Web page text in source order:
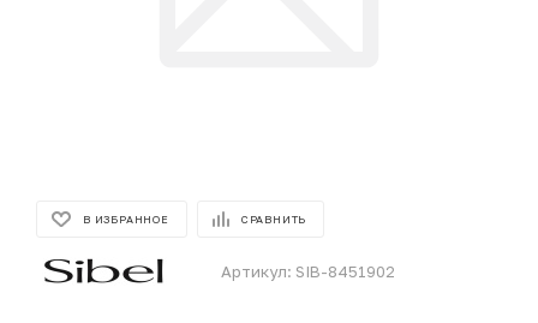
В ИЗБРАННОЕ СРАВНИТЬ
Артикул: SIB-8451902